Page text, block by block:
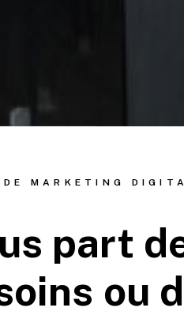
MARKETING
part
ou